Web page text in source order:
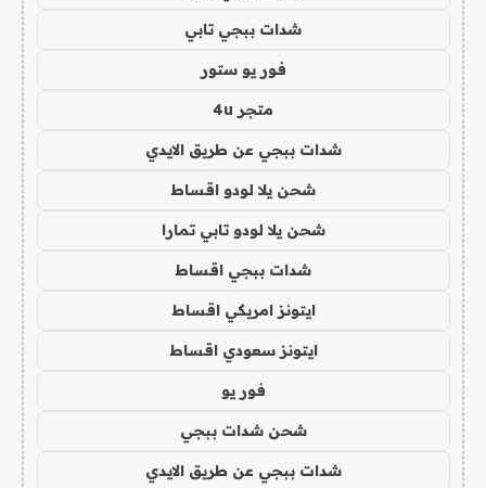
شدات ببجي تابي
فور يو ستور
متجر 4u
شدات ببجي عن طريق الايدي
شحن يلا لودو اقساط
شحن يلا لودو تابي تمارا
شدات ببجي اقساط
ايتونز امريكي اقساط
ايتونز سعودي اقساط
فور يو
شحن شدات ببجي
شدات ببجي عن طريق الايدي